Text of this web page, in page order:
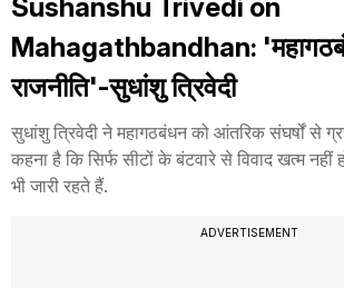
Sushanshu Trivedi on
Mahagathbandhan:
राजनीति'-सुधांशु त्रिवेदी
सुधांशु त्रिवेदी ने महागठबंधन को आंतरिक संघर्षों से
कहना है कि सिर्फ सीटों के बंटवारे से विवाद खत्म
भी जारी रहते हैं.
ADVERTISEMENT